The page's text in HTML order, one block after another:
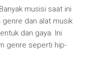
musisi saat ini
dan alat musik
dan gaya. Ini
genre seperti hip-